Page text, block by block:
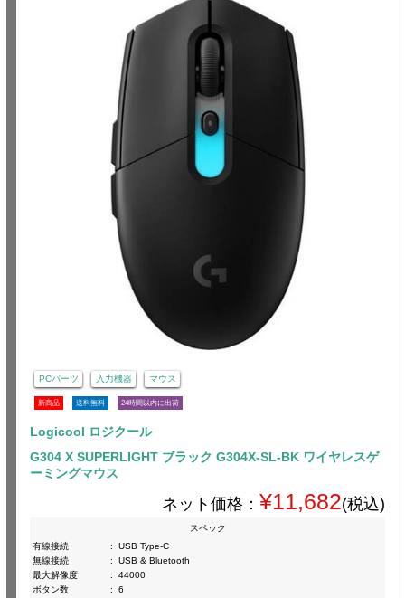
PCパーツ 入力機器 マウス
新商品 送料無料 24時間以内に出荷
Logicool ロジクール
G304 X SUPERLIGHT ブラック G304X-SL-BK ワイヤレスゲ
ーミングマウス
ネット価格： ¥11,682(税込)
スペック
有線接続
:
USB Type-C
無線接続
:
USB & Bluetooth
最大解像度
:
44000
ボタン数
:
6